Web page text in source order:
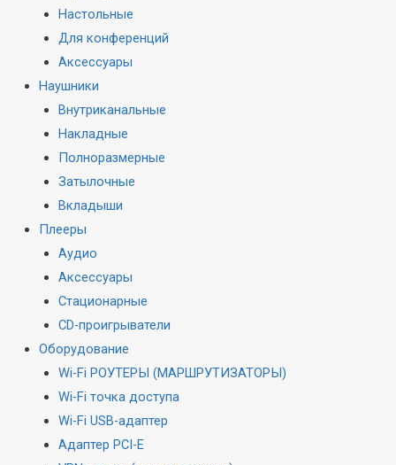
Настольные
Для конференций
Аксессуары
Наушники
Внутриканальные
Накладные
Полноразмерные
Затылочные
Вкладыши
Плееры
Аудио
Аксессуары
Стационарные
CD-проигрыватели
Оборудование
Wi-Fi РОУТЕРЫ (МАРШРУТИЗАТОРЫ)
Wi-Fi точка доступа
Wi-Fi USB-адаптер
Адаптер PCI-E